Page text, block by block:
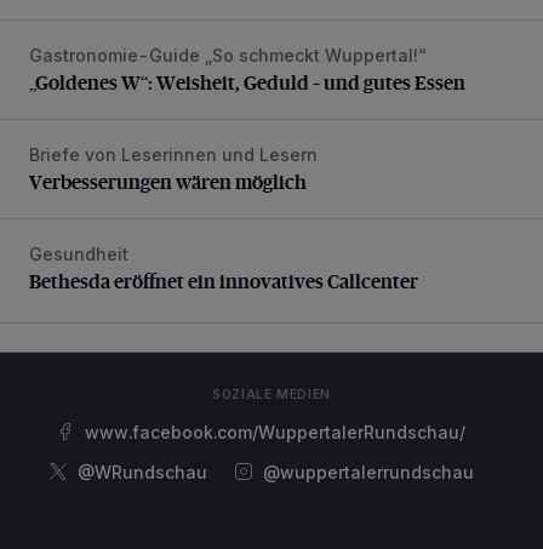
„Goldenes W“: Weisheit, Geduld – und gutes Essen
Gastronomie-Guide „So schmeckt Wuppertal!“
„Goldenes W“: Weisheit, Geduld – und gutes Essen
Verbesserungen wären möglich
Briefe von Leserinnen und Lesern
Verbesserungen wären möglich
Bethesda eröffnet ein innovatives Callcenter
Gesundheit
Bethesda eröffnet ein innovatives Callcenter
SOZIALE MEDIEN
www.facebook.com/WuppertalerRundschau/
@WRundschau
@wuppertalerrundschau